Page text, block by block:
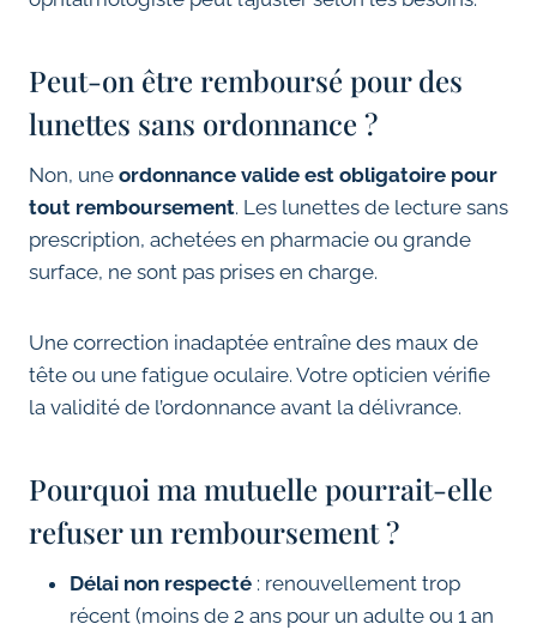
Peut-on être remboursé pour des
lunettes sans ordonnance ?
Non, une ordonnance valide est obligatoire pour
tout remboursement. Les lunettes de lecture sans
prescription, achetées en pharmacie ou grande
surface, ne sont pas prises en charge.
Une correction inadaptée entraîne des maux de
tête ou une fatigue oculaire. Votre opticien vérifie
la validité de l’ordonnance avant la délivrance.
Pourquoi ma mutuelle pourrait-elle
refuser un remboursement ?
Délai non respecté : renouvellement trop
récent (moins de 2 ans pour un adulte ou 1 an